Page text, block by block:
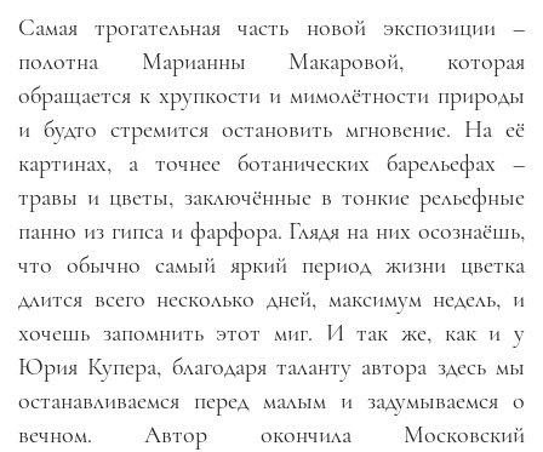
Самая трогательная часть новой экспозиции –
полотна Марианны Макаровой, которая
обращается к хрупкости и мимолётности природы
и будто стремится остановить мгновение. На её
картинах, а точнее ботанических барельефах –
травы и цветы, заключённые в тонкие рельефные
панно из гипса и фарфора. Глядя на них осознаёшь,
что обычно самый яркий период жизни цветка
длится всего несколько дней, максимум недель, и
хочешь запомнить этот миг. И так же, как и у
Юрия Купера, благодаря таланту автора здесь мы
останавливаемся перед малым и задумываемся о
вечном. Автор окончила Московский